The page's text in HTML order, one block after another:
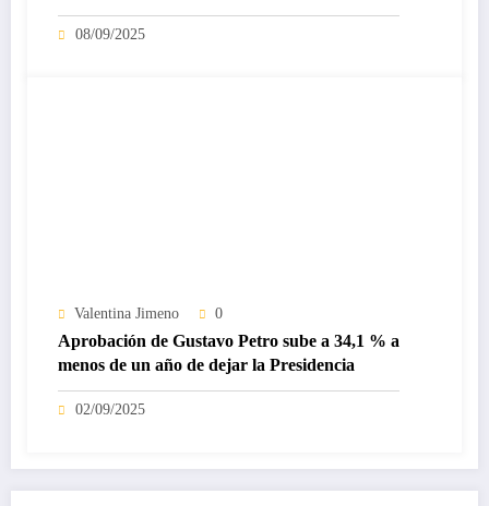
08/09/2025
Valentina Jimeno 0
Aprobación de Gustavo Petro sube a 34,1 % a
menos de un año de dejar la Presidencia
02/09/2025